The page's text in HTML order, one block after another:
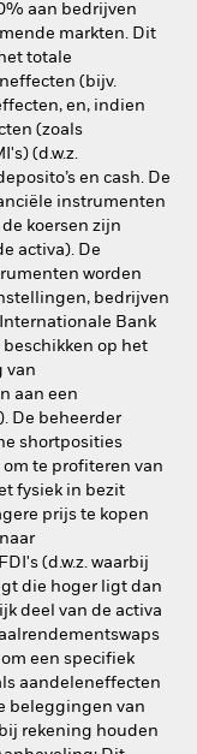
aan bedrijven
markten. Dit
totale
(bijv.
en, indien
(zoals
(d.w.z.
en cash. De
instrumenten
koersen zijn
activa). De
worden
bedrijven
Bank
op het
van
aan een
De beheerder
shortposities
te profiteren van
fysiek in bezit
prijs te kopen
(d.w.z. waarbij
die hoger ligt dan
deel van de activa
een specifiek
aandeleneffecten
beleggingen van
rekening houden